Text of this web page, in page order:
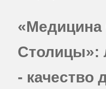
«Медицина
Столицы»:
- качество